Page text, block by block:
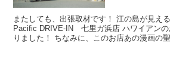
またしても、出張取材です！ 江の島が見え
Pacific DRIVE-IN 七里ガ浜店 ハワイアンの
りました！ ちなみに、このお店あの漫画の